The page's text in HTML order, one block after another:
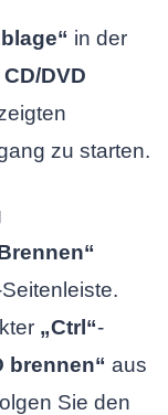
in der
DVD
zu starten.
„Ctrl“-
brennen“ aus
Sie den